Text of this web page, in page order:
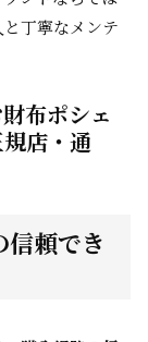
丁寧なメンテ
布ポシェ
店・通
頼でき